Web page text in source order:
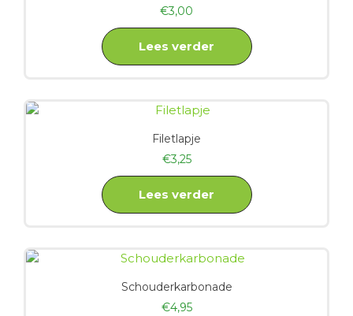
€3,00
Lees verder
Filetlapje
€3,25
Lees verder
Schouderkarbonade
€4,95